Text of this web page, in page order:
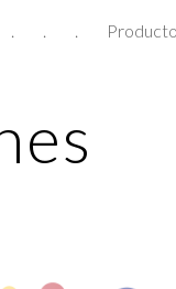
Skip to
. . .